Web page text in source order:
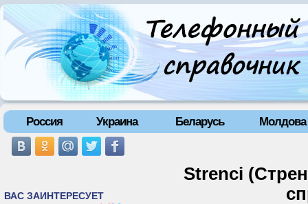
Россия Украина Беларусь Молдова
Strenci